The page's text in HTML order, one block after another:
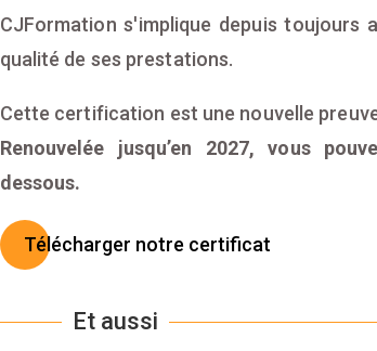
CJFormation s'implique depuis
qualité de ses prestations.
Cette certification est une nouvelle
Renouvelée jusqu’en 2027, vous
dessous.
Télécharger notre certificat
Et aussi